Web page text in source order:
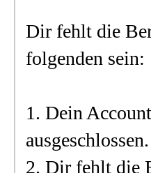
Dir fehlt die
folgenden sein:
1. Dein
ausgeschlossen.
2. Dir fehlt die